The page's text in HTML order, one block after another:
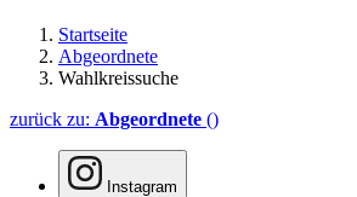
Startseite
Abgeordnete
Wahlkreissuche
zurück zu: Abgeordnete ()
Instagram